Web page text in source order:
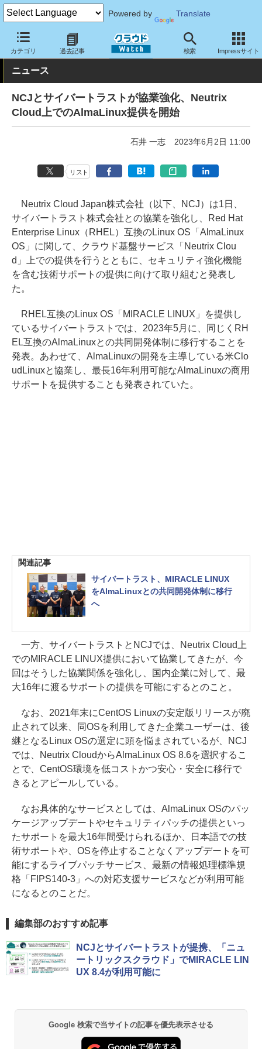
Powered by Translate
カテゴリ 過去記事 検索 Impressサイト
クラウド Watch トピック 協業・提携 国内
ニュース
NCJとサイバートラストが協業強化、Neutrix
Cloud上でのAlmaLinux提供を開始
石井 一志 2023年6月2日 11:00
リスト
Neutrix Cloud Japan株式会社（以下、NCJ）は1日、
サイバートラスト株式会社との協業を強化し、Red Hat
Enterprise Linux（RHEL）互換のLinux OS「AlmaLinux
OS」に関して、クラウド基盤サービス「Neutrix Clou
d」上での提供を行うとともに、セキュリティ強化機能
を含む技術サポートの提供に向けて取り組むと発表し
た。
RHEL互換のLinux OS「MIRACLE LINUX」を提供し
ているサイバートラストでは、2023年5月に、同じくRH
EL互換のAlmaLinuxとの共同開発体制に移行することを
発表。あわせて、AlmaLinuxの開発を主導している米Clo
udLinuxと協業し、最長16年利用可能なAlmaLinuxの商用
サポートを提供することも発表されていた。
関連記事
サイバートラスト、MIRACLE LINUX
をAlmaLinuxとの共同開発体制に移行
へ
一方、サイバートラストとNCJでは、Neutrix Cloud上
でのMIRACLE LINUX提供において協業してきたが、今
回はそうした協業関係を強化し、国内企業に対して、最
大16年に渡るサポートの提供を可能にするとのこと。
なお、2021年末にCentOS Linuxの安定版リリースが廃
止されて以来、同OSを利用してきた企業ユーザーは、後
継となるLinux OSの選定に頭を悩まされているが、NCJ
では、Neutrix CloudからAlmaLinux OS 8.6を選択するこ
とで、CentOS環境を低コストかつ安心・安全に移行で
きるとアピールしている。
なお具体的なサービスとしては、AlmaLinux OSのパッ
ケージアップデートやセキュリティパッチの提供といっ
たサポートを最大16年間受けられるほか、日本語での技
術サポートや、OSを停止することなくアップデートを可
能にするライブパッチサービス、最新の情報処理標準規
格「FIPS140-3」への対応支援サービスなどが利用可能
になるとのことだ。
編集部のおすすめ記事
NCJとサイバートラストが提携、「ニュ
ートリックスクラウド」でMIRACLE LIN
UX 8.4が利用可能に
Google 検索で当サイトの記事を優先表示させる